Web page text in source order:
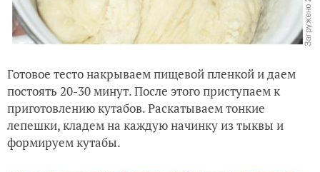
Готовое тесто накрываем пищевой пленкой и даем
постоять 20-30 минут. После этого приступаем к
приготовлению кутабов. Раскатываем тонкие
лепешки, кладем на каждую начинку из тыквы и
формируем кутабы.